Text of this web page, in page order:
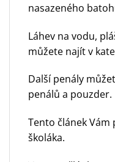
nasazeného
Láhev na vodu,
můžete najít v
Další penály
penálů a pouzder.
Tento článek Vám
školáka.